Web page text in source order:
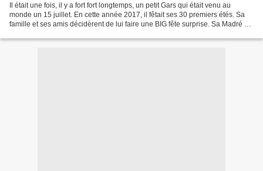
Il était une fois, il y a fort fort longtemps, un petit Gars qui était venu au
monde un 15 juillet. En cette année 2017, il fêtait ses 30 premiers étés. Sa
famille et ses amis décidèrent de lui faire une BIG fête surprise. Sa Madré se